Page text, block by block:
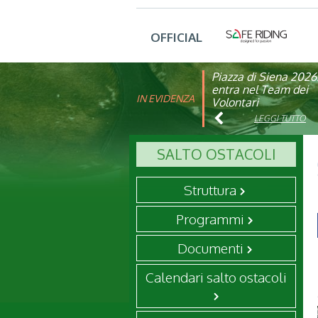
OFFICIAL
IN EVIDENZA
Piazza di Siena
entra nel Team dei
Volontari
LEGGI TUTTO
FISE: aperta la
affiliazione 2026
LEGGI TUTTO
SALTO OSTACOLI
Struttura
Programmi
Documenti
Calendari salto ostacoli